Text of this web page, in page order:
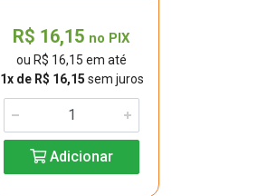
R$ 16,15 no PIX
ou R$ 16,15 em até
1x de R$ 16,15 sem juros
Adicionar